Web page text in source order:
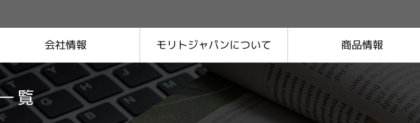
会社情報
拶
品質保証について
沿革
モリトジャパンについて 商品情報
覧